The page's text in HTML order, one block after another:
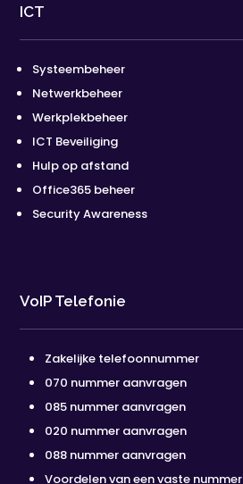
ICT
Systeembeheer
Netwerkbeheer
Werkplekbeheer
ICT Beveiliging
Hulp op afstand
Office365 beheer
Security Awareness
VoIP Telefonie
Zakelijke telefoonnummer
070 nummer aanvragen
085 nummer aanvragen
020 nummer aanvragen
088 nummer aanvragen
Voordelen van een vaste nummer